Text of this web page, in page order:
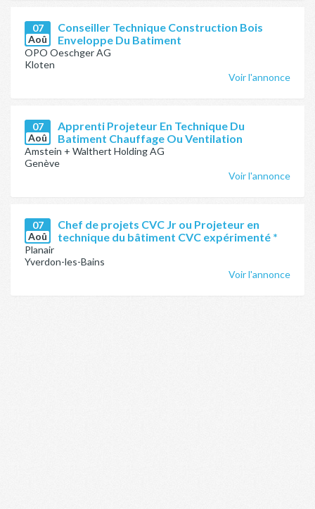
07
Aoû
Conseiller Technique Construction Bois
Enveloppe Du Batiment
OPO Oeschger AG
Kloten
Voir l'annonce
07
Aoû
Apprenti Projeteur En Technique Du
Batiment Chauffage Ou Ventilation
Amstein + Walthert Holding AG
Genève
Voir l'annonce
07
Aoû
Chef de projets CVC Jr ou Projeteur en
technique du bâtiment CVC expérimenté *
Planair
Yverdon-les-Bains
Voir l'annonce